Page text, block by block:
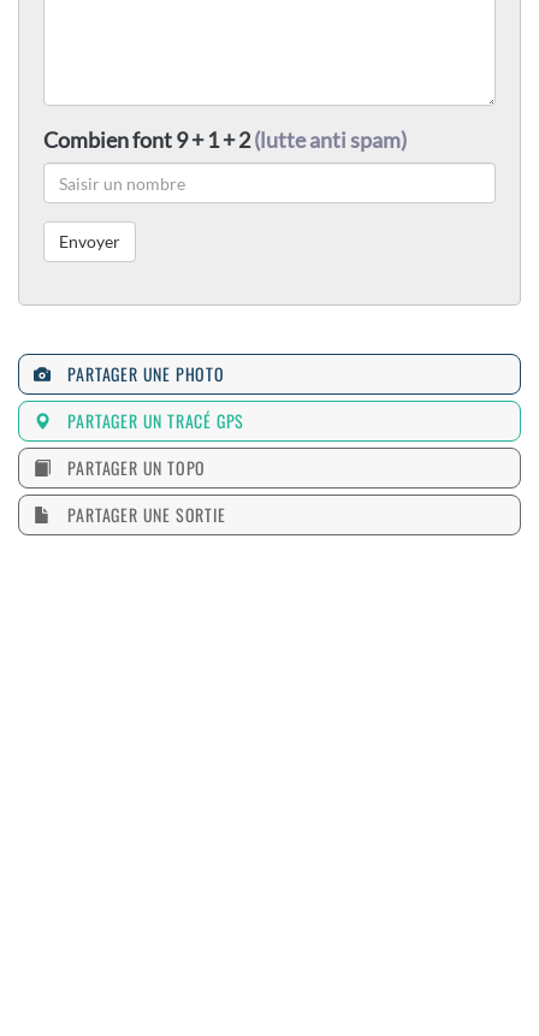
Combien font 9 + 1 + 2(lutte anti spam)
PARTAGER UNE PHOTO
PARTAGER UN TRACÉ GPS
PARTAGER UN TOPO
PARTAGER UNE SORTIE